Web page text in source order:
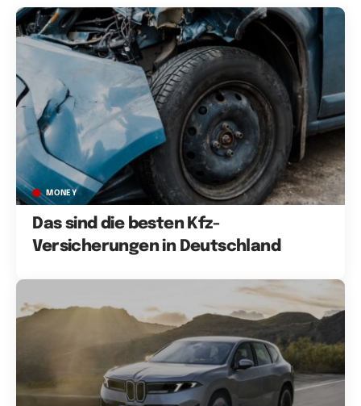
MONEY
Das sind die besten Kfz-
Versicherungen in Deutschland